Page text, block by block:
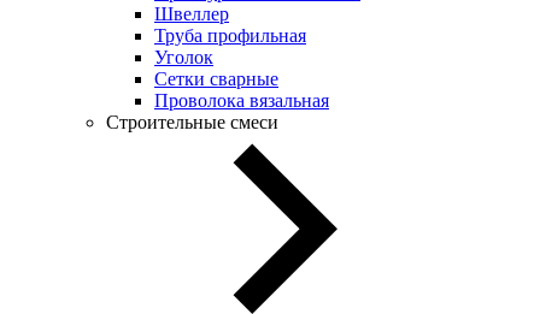
Швеллер
Труба профильная
Уголок
Сетки сварные
Проволока вязальная
Строительные смеси